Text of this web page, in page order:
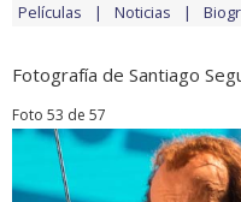
Películas Noticias
Fotografía de Santiago
Foto 53 de 57